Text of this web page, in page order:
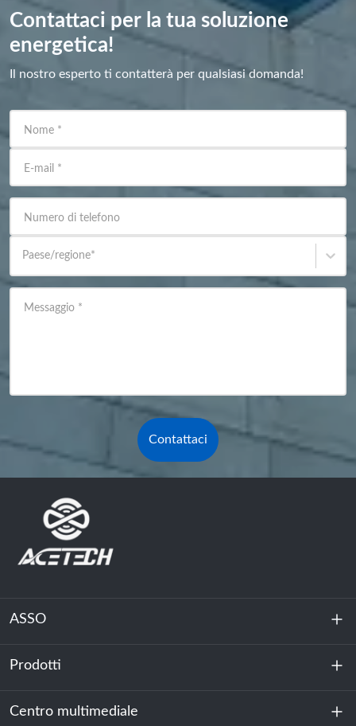
Contattaci per la tua soluzione
energetica!
Il nostro esperto ti contatterà per qualsiasi domanda!
Nome *
E-mail *
Numero di telefono
Paese/regione*
Messaggio *
Contattaci
ASSO
Chi siamo
Sostenibilità
Prodotti
Accumulo di energia
Centro multimediale